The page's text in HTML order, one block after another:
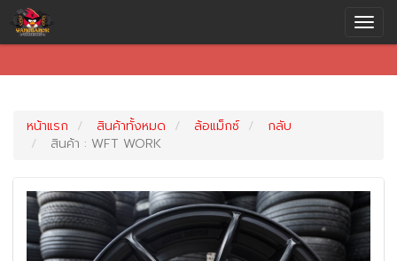
หน้าแรก สินค้าทั้งหมด ล้อแม็กซ์
กลับ
สินค้า : WFT WORK
Previous Next